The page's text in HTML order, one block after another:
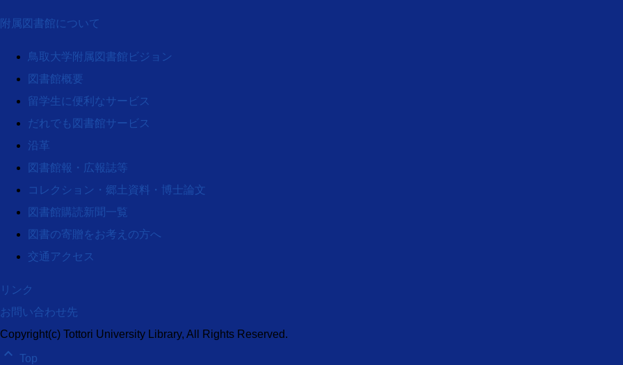
附属図書館について
鳥取大学附属図書館ビジョン
図書館概要
留学生に便利なサービス
だれでも図書館サービス
沿革
図書館報・広報誌等
コレクション・郷土資料・博士論文
図書館購読新聞一覧
図書の寄贈をお考えの方へ
交通アクセス
リンク
お問い合わせ先
Copyright(c) Tottori University Library, All Rights Reserved.
keyboard_arrow_up Top